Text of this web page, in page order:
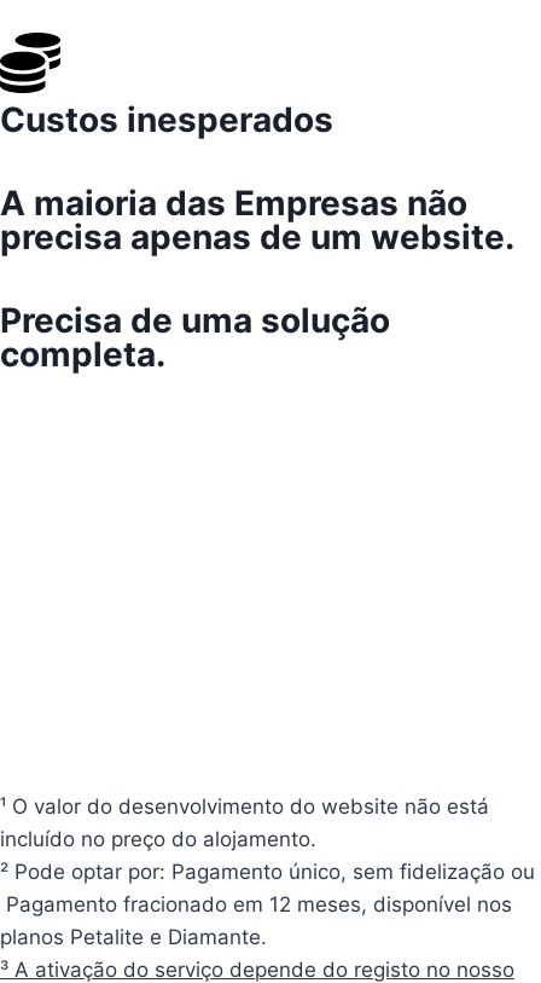
Custos inesperados
A maioria das Empresas não
precisa apenas de um website.
Precisa de uma solução
completa.
¹ O valor do desenvolvimento do website não está
incluído no preço do alojamento.
² Pode optar por: Pagamento único, sem fidelização ou
Pagamento fracionado em 12 meses, disponível nos
planos Petalite e Diamante.
³ A ativação do serviço depende do registo no nosso